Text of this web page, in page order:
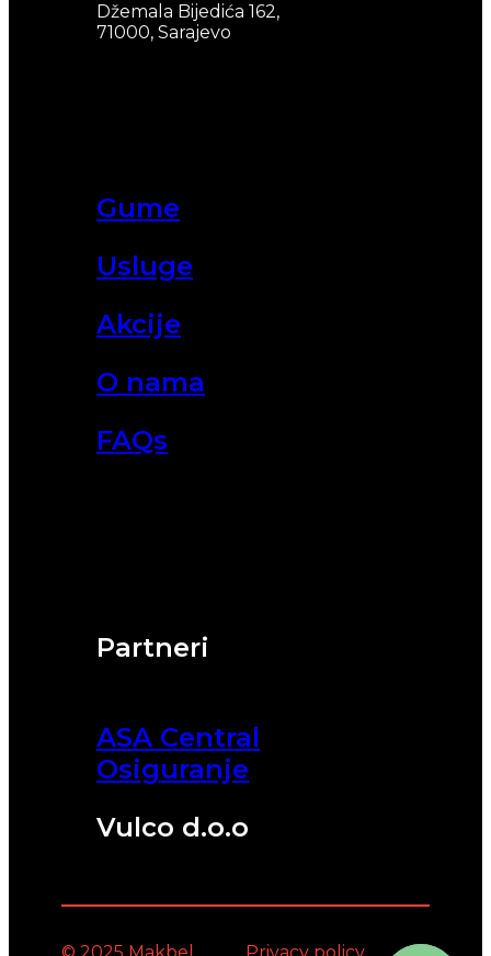
Partneri
ASA Central
Osiguranje
Vulco d.o.o
Gume
Usluge
Akcije
O nama
FAQs
Džemala Bijedića 162,
71000, Sarajevo